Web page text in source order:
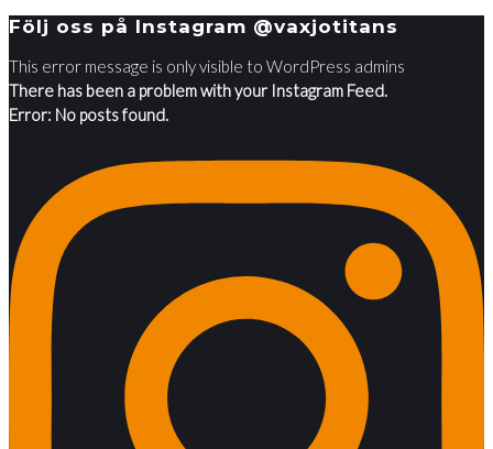
Följ oss på Instagram @vaxjotitans
This error message is only visible to WordPress admins
There has been a problem with your Instagram Feed.
Error: No posts found.